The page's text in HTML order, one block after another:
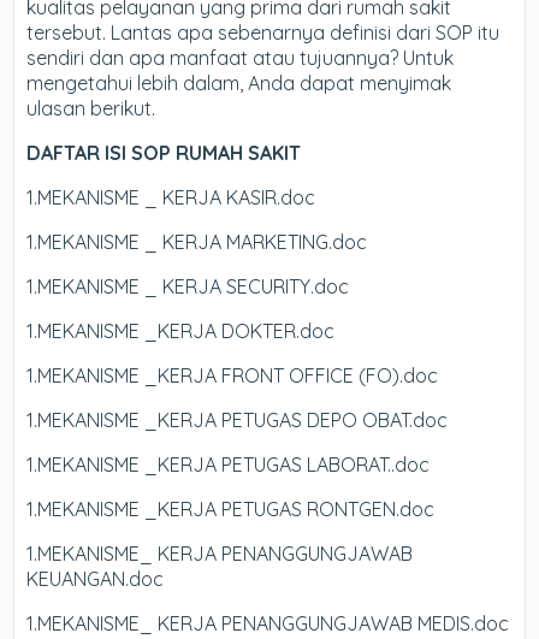
kualitas pelayanan yang prima dari rumah sakit
tersebut. Lantas apa sebenarnya definisi dari SOP itu
sendiri dan apa manfaat atau tujuannya? Untuk
mengetahui lebih dalam, Anda dapat menyimak
ulasan berikut.
DAFTAR ISI SOP RUMAH SAKIT
1.MEKANISME _ KERJA KASIR.doc
1.MEKANISME _ KERJA MARKETING.doc
1.MEKANISME _ KERJA SECURITY.doc
1.MEKANISME _KERJA DOKTER.doc
1.MEKANISME _KERJA FRONT OFFICE (FO).doc
1.MEKANISME _KERJA PETUGAS DEPO OBAT.doc
1.MEKANISME _KERJA PETUGAS LABORAT..doc
1.MEKANISME _KERJA PETUGAS RONTGEN.doc
1.MEKANISME_ KERJA PENANGGUNGJAWAB
KEUANGAN.doc
1.MEKANISME_ KERJA PENANGGUNGJAWAB MEDIS.doc